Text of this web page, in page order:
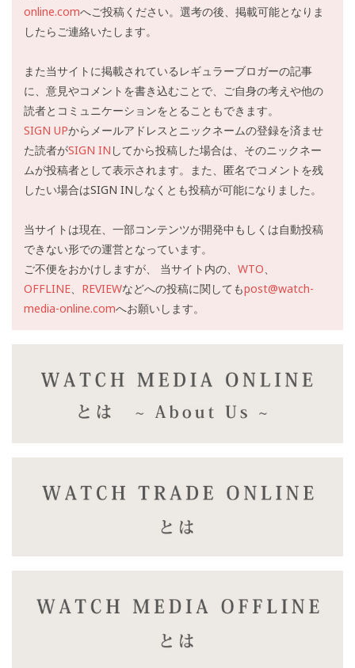
online.comへご投稿ください。選考の後、掲載可能となりま
したらご連絡いたします。
また当サイトに掲載されているレギュラーブロガーの記事
に、意見やコメントを書き込むことで、ご自身の考えや他の
読者とコミュニケーションをとることもできます。
SIGN UPからメールアドレスとニックネームの登録を済ませ
た読者がSIGN IN してから投稿した場合は、そのニックネー
ムが投稿者として表示されます。また、匿名でコメントを残
したい場合はSIGN INしなくとも投稿が可能になりました。
当サイトは現在、一部コンテンツが開発中もしくは自動投稿
できない形での運営となっています。
ご不便をおかけしますが、 当サイト内の、 WTO
OFFLINE
REVIEWなどへの投稿に関してもpost@watch-
media-online.comへお願いします。